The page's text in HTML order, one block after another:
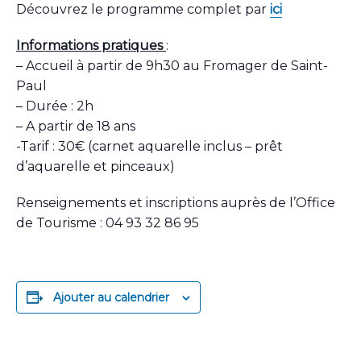
Découvrez le programme complet par ici
Informations pratiques :
– Accueil à partir de 9h30 au Fromager de Saint-
Paul
– Durée : 2h
– A partir de 18 ans
-Tarif : 30€ (carnet aquarelle inclus – prêt
d’aquarelle et pinceaux)
Renseignements et inscriptions auprès de l’Office
de Tourisme : 04 93 32 86 95
Ajouter au calendrier